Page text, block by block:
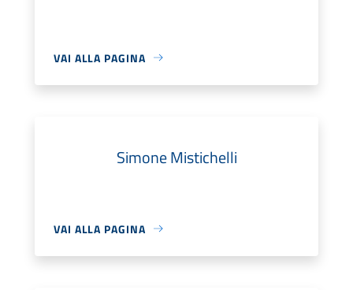
VAI ALLA PAGINA
Simone Mistichelli
VAI ALLA PAGINA